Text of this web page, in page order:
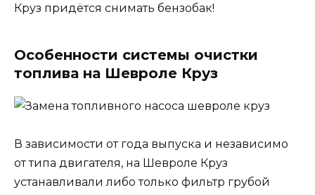
Круз придётся снимать бензобак!
Особенности системы очистки
топлива на Шевроле Круз
В зависимости от года выпуска и независимо
от типа двигателя, на Шевроле Круз
устанавливали либо только фильтр грубой